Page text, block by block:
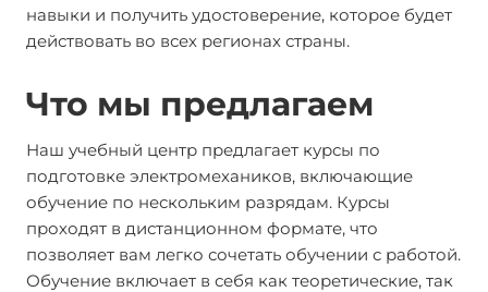
навыки и получить удостоверение, которое будет
действовать во всех регионах страны.
Что мы предлагаем
Наш учебный центр предлагает курсы по
подготовке электромехаников, включающие
обучение по нескольким разрядам. Курсы
проходят в дистанционном формате, что
позволяет вам легко сочетать обучении с работой.
Обучение включает в себя как теоретические, так